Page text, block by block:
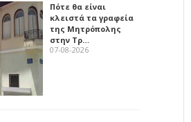
Πότε θα είναι
κλειστά τα γραφεία
της Μητρόπολης
στην Τρ…
07-08-2026